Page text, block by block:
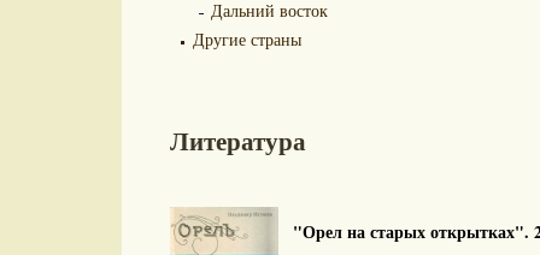
Дальний восток
Другие страны
Литература
"Орел на старых открытках".